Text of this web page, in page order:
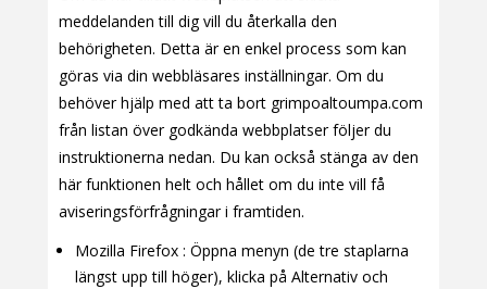
meddelanden till dig vill du återkalla den
behörigheten. Detta är en enkel process som kan
göras via din webbläsares inställningar. Om du
behöver hjälp med att ta bort grimpoaltoumpa.com
från listan över godkända webbplatser följer du
instruktionerna nedan. Du kan också stänga av den
här funktionen helt och hållet om du inte vill få
aviseringsförfrågningar i framtiden.
Mozilla Firefox : Öppna menyn (de tre staplarna
längst upp till höger), klicka på Alternativ och